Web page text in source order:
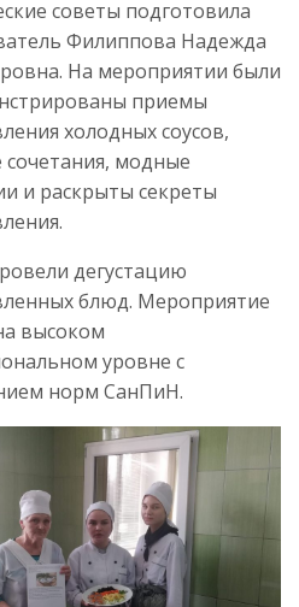
советы подготовила
Филиппова Надежда
На мероприятии были
приемы
холодных соусов,
сочетания, модные
и раскрыты секреты
дегустацию
блюд. Мероприятие
высоком
уровне с
норм СанПиН.